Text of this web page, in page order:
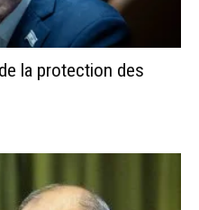
la protection des